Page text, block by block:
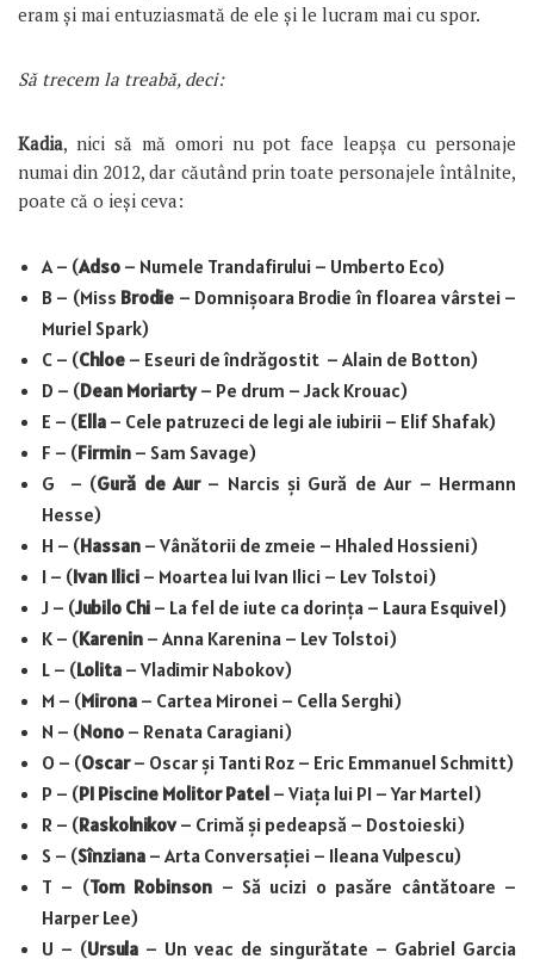
eram și mai entuziasmată de ele și le lucram mai cu spor.
Să trecem la treabă, deci:
Kadia, nici să mă omori nu pot face leapșa cu personaje
numai din 2012, dar căutând prin toate personajele întâlnite,
poate că o ieși ceva:
A – (Adso – Numele Trandafirului – Umberto Eco)
B – (Miss Brodie – Domnișoara Brodie în floarea vârstei –
Muriel Spark)
C – (Chloe – Eseuri de îndrăgostit – Alain de Botton)
D – (Dean Moriarty– Pe drum – Jack Krouac)
E – (Ella – Cele patruzeci de legi ale iubirii – Elif Shafak)
F – (Firmin – Sam Savage)
G – (Gură de Aur– Narcis și Gură de Aur – Hermann
Hesse)
H – (Hassan – Vânătorii de zmeie – Hhaled Hossieni)
I – (Ivan Ilici – Moartea lui Ivan Ilici – Lev Tolstoi)
J – (Jubilo Chi – La fel de iute ca dorința – Laura Esquivel)
K – (Karenin – Anna Karenina – Lev Tolstoi)
L – (Lolita – Vladimir Nabokov)
M – (Mirona – Cartea Mironei – Cella Serghi)
N – (Nono – Renata Caragiani)
O – (Oscar– Oscar și Tanti Roz – Eric Emmanuel Schmitt)
P – (PI Piscine Molitor Patel – Viața lui PI – Yar Martel)
R – (Raskolnikov– Crimă și pedeapsă – Dostoieski)
S – (Sînziana – Arta Conversației – Ileana Vulpescu)
T – (Tom Robinson – Să ucizi o pasăre cântătoare –
Harper Lee)
U – (Ursula – Un veac de singurătate – Gabriel Garcia